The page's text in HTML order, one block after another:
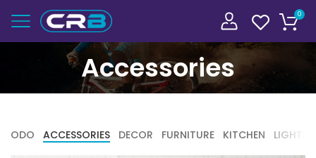
0
Accessories
TODO ACCESSORIES DECOR FURNITURE KITCHEN